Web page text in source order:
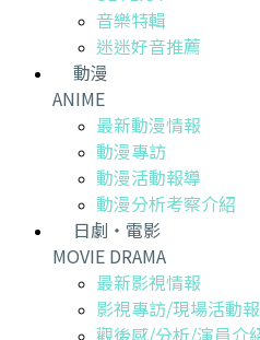
音樂特輯
迷迷好音推薦
動漫
ANIME
最新動漫情報
動漫專訪
動漫活動報導
動漫分析考察介紹
日劇・電影
MOVIE DRAMA
最新影視情報
影視專訪/現場活動
觀後感/分析/演員介